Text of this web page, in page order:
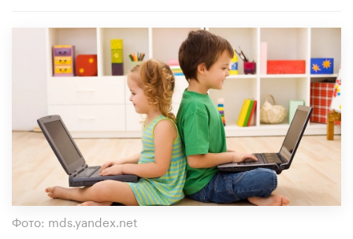
Фото: mds.yandex.net